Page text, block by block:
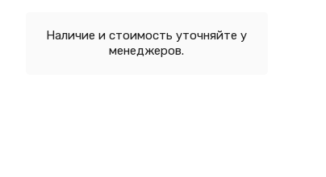
Наличие и стоимость уточняйте у
менеджеров.